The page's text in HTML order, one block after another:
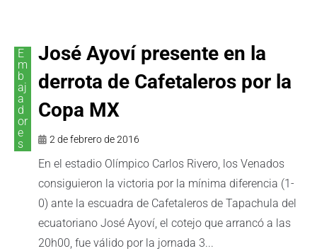
E
m
b
aj
a
d
or
e
s
José Ayoví presente en la
derrota de Cafetaleros por la
Copa MX
2 de febrero de 2016
En el estadio Olímpico Carlos Rivero, los Venados
consiguieron la victoria por la mínima diferencia (1-
0) ante la escuadra de Cafetaleros de Tapachula del
ecuatoriano José Ayoví, el cotejo que arrancó a las
20h00, fue válido por la jornada 3...